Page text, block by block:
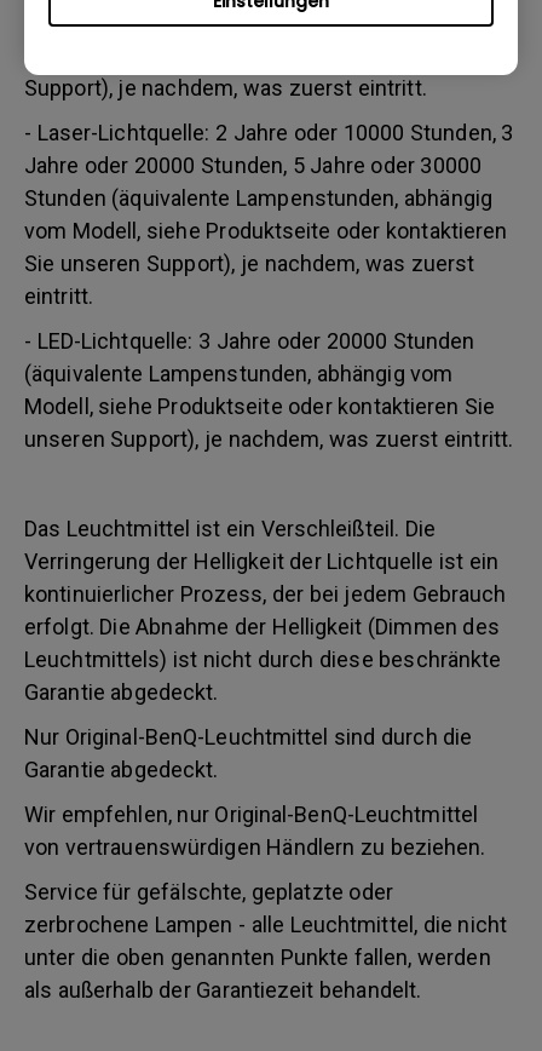
Lampenstunden, abhängig vom Modell, siehe
Support), je nachdem, was zuerst eintritt.
- Laser-Lichtquelle: 2 Jahre oder 10000 Stunden, 3
Jahre oder 20000 Stunden, 5 Jahre oder 30000
Stunden (äquivalente Lampenstunden, abhängig
vom Modell, siehe Produktseite oder kontaktieren
Sie unseren Support), je nachdem, was zuerst
eintritt.
- LED-Lichtquelle: 3 Jahre oder 20000 Stunden
(äquivalente Lampenstunden, abhängig vom
Modell, siehe Produktseite oder kontaktieren Sie
unseren Support), je nachdem, was zuerst eintritt.
Das Leuchtmittel ist ein Verschleißteil. Die
Verringerung der Helligkeit der Lichtquelle ist ein
kontinuierlicher Prozess, der bei jedem Gebrauch
erfolgt. Die Abnahme der Helligkeit (Dimmen des
Leuchtmittels) ist nicht durch diese beschränkte
Garantie abgedeckt.
Nur Original-BenQ-Leuchtmittel sind durch die
Garantie abgedeckt.
Wir empfehlen, nur Original-BenQ-Leuchtmittel
von vertrauenswürdigen Händlern zu beziehen.
Service für gefälschte, geplatzte oder
zerbrochene Lampen - alle Leuchtmittel, die nicht
unter die oben genannten Punkte fallen, werden
als außerhalb der Garantiezeit behandelt.